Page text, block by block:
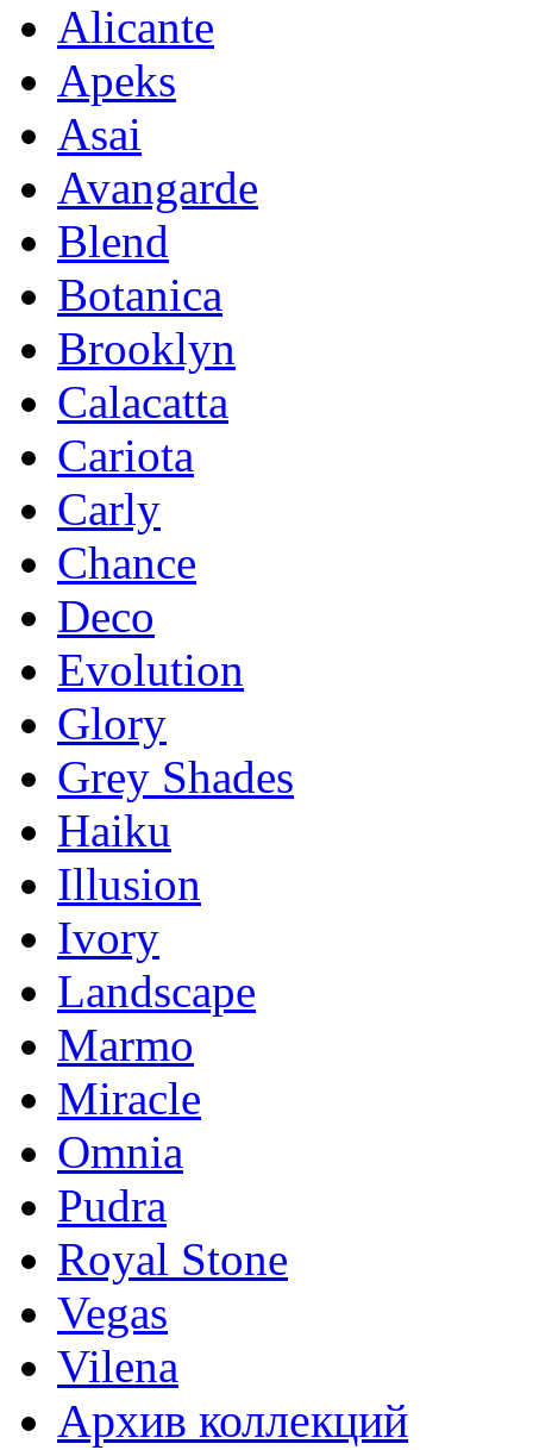
Alicante
Apeks
Asai
Avangarde
Blend
Botanica
Brooklyn
Calacatta
Cariota
Carly
Chance
Deco
Evolution
Glory
Grey Shades
Haiku
Illusion
Ivory
Landscape
Marmo
Miracle
Omnia
Pudra
Royal Stone
Vegas
Vilena
Архив коллекций